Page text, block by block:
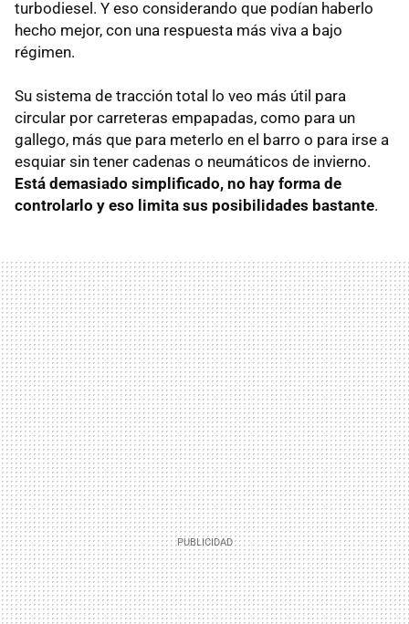
turbodiesel. Y eso considerando que podían haberlo
hecho mejor, con una respuesta más viva a bajo
régimen.
Su sistema de tracción total lo veo más útil para
circular por carreteras empapadas, como para un
gallego, más que para meterlo en el barro o para irse a
esquiar sin tener cadenas o neumáticos de invierno.
Está demasiado simplificado, no hay forma de
controlarlo y eso limita sus posibilidades bastante.